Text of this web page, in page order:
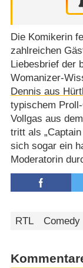
Die Komikerin
zahlreichen
Liebesbrief der
Womanizer-
Dennis aus
typischem
Vollgas aus
tritt als
sich sogar ein
Moderatorin
RTL Comedy